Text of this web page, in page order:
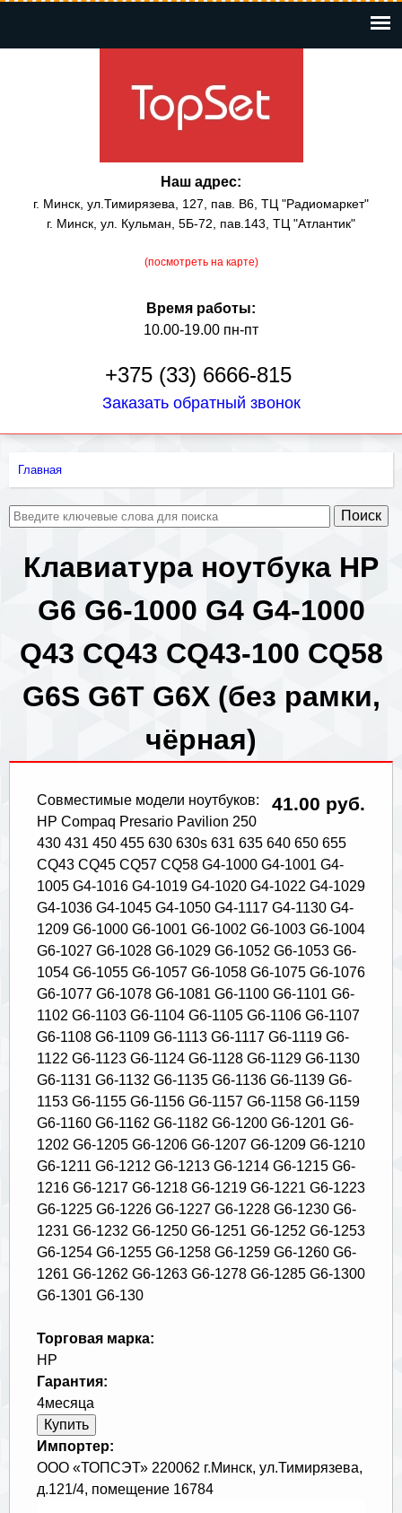
содержанию
Наш адрес:
г. Минск, ул.Тимирязева, 127, пав. В6, ТЦ "Радиомаркет"
г. Минск, ул. Кульман, 5Б-72, пав.143, ТЦ "Атлантик"
(посмотреть на карте)
Время работы:
10.00-19.00 пн-пт
+375 (33) 6666-815
Заказать обратный звонок
Вы
здесь
Главная
Клавиатура ноутбука HP
G6 G6-1000 G4 G4-1000
Q43 CQ43 CQ43-100 CQ58
G6S G6T G6X (без рамки,
чёрная)
41.00 руб.
Совместимые модели ноутбуков:
HP Compaq Presario Pavilion 250
430 431 450 455 630 630s 631 635 640 650 655
CQ43 CQ45 CQ57 CQ58 G4-1000 G4-1001 G4-
1005 G4-1016 G4-1019 G4-1020 G4-1022 G4-1029
G4-1036 G4-1045 G4-1050 G4-1117 G4-1130 G4-
1209 G6-1000 G6-1001 G6-1002 G6-1003 G6-1004
G6-1027 G6-1028 G6-1029 G6-1052 G6-1053 G6-
1054 G6-1055 G6-1057 G6-1058 G6-1075 G6-1076
G6-1077 G6-1078 G6-1081 G6-1100 G6-1101 G6-
1102 G6-1103 G6-1104 G6-1105 G6-1106 G6-1107
G6-1108 G6-1109 G6-1113 G6-1117 G6-1119 G6-
1122 G6-1123 G6-1124 G6-1128 G6-1129 G6-1130
G6-1131 G6-1132 G6-1135 G6-1136 G6-1139 G6-
1153 G6-1155 G6-1156 G6-1157 G6-1158 G6-1159
G6-1160 G6-1162 G6-1182 G6-1200 G6-1201 G6-
1202 G6-1205 G6-1206 G6-1207 G6-1209 G6-1210
G6-1211 G6-1212 G6-1213 G6-1214 G6-1215 G6-
1216 G6-1217 G6-1218 G6-1219 G6-1221 G6-1223
G6-1225 G6-1226 G6-1227 G6-1228 G6-1230 G6-
1231 G6-1232 G6-1250 G6-1251 G6-1252 G6-1253
G6-1254 G6-1255 G6-1258 G6-1259 G6-1260 G6-
1261 G6-1262 G6-1263 G6-1278 G6-1285 G6-1300
G6-1301 G6-130
Торговая марка:
HP
Гарантия:
4месяца
Импортер:
ООО «ТОПСЭТ» 220062 г.Минск, ул.Тимирязева,
д.121/4, помещение 16784